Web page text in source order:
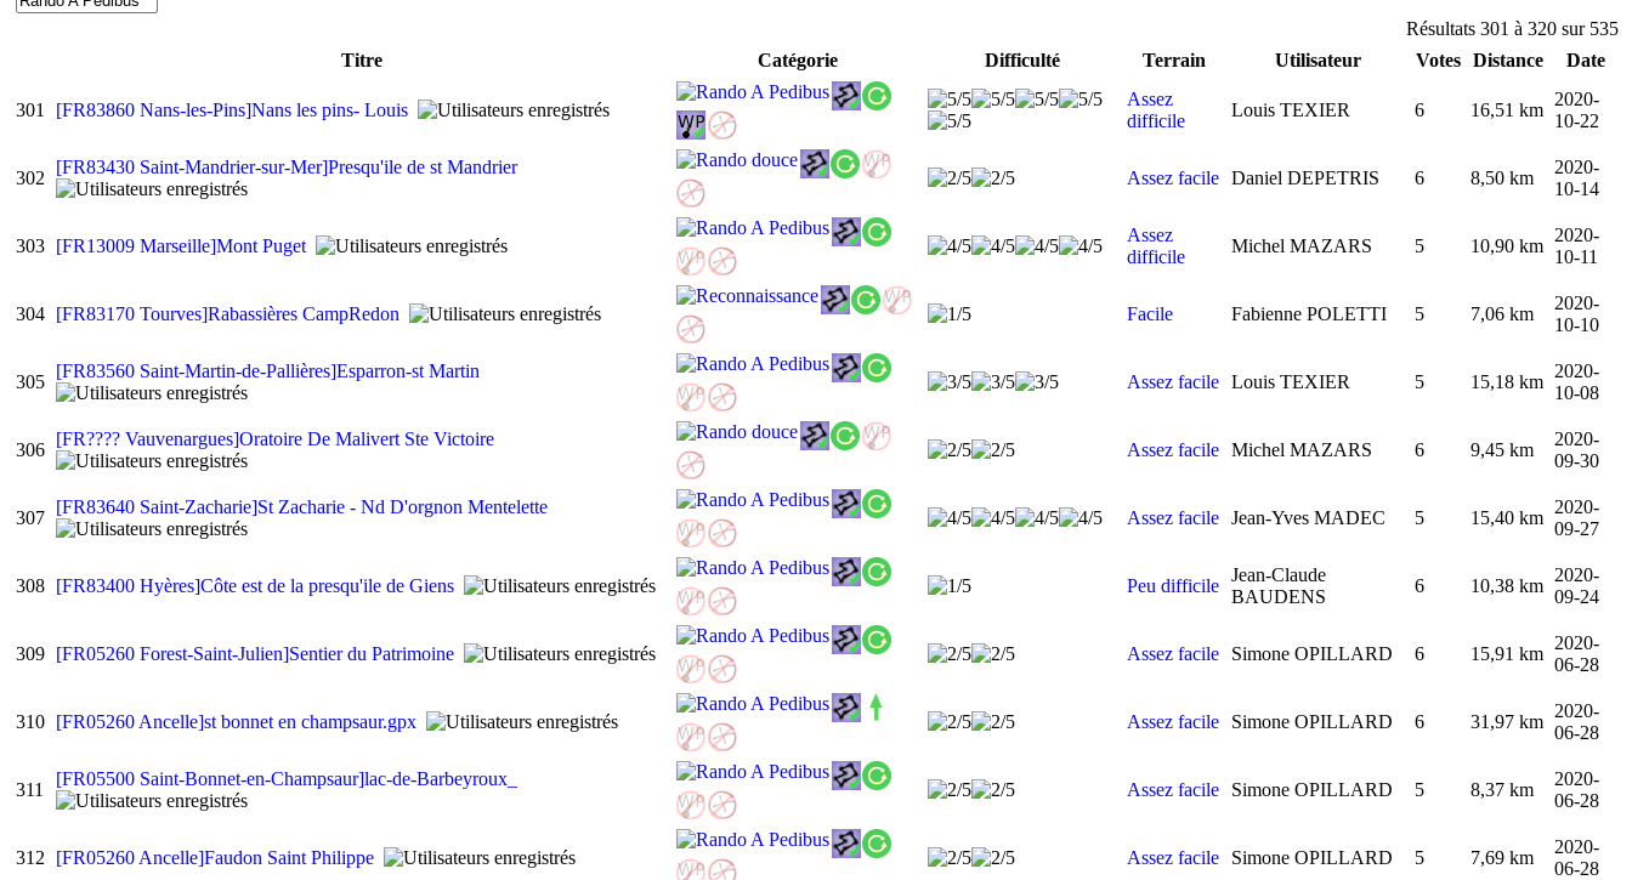
Résultats 301 à 320 sur 535
Titre
Catégorie Difficulté Terrain Utilisateur Votes Distance Date
301 [FR83860 Nans-les-Pins]Nans les pins- Louis
Assez
difficile
Louis TEXIER 6 16,51 km
2020-
10-22
302
[FR83430 Saint-Mandrier-sur-Mer]Presqu'ile de st Mandrier
Assez facile Daniel DEPETRIS 6 8,50 km
2020-
10-14
303 [FR13009 Marseille]Mont Puget
Assez
difficile
Michel MAZARS 5 10,90 km
2020-
10-11
304 [FR83170 Tourves]Rabassières CampRedon Facile Fabienne POLETTI 5 7,06 km
2020-
10-10
305
[FR83560 Saint-Martin-de-Pallières]Esparron-st Martin
Assez facile Louis TEXIER 5 15,18 km
2020-
10-08
306
[FR???? Vauvenargues]Oratoire De Malivert Ste Victoire
Assez facile Michel MAZARS 6 9,45 km
2020-
09-30
307
[FR83640 Saint-Zacharie]St Zacharie - Nd D'orgnon Mentelette
Assez facile Jean-Yves MADEC 5 15,40 km
2020-
09-27
308 [FR83400 Hyères]Côte est de la presqu'ile de Giens Peu difficile
Jean-Claude
BAUDENS
6 10,38 km
2020-
09-24
309 [FR05260 Forest-Saint-Julien]Sentier du Patrimoine Assez facile Simone OPILLARD 6 15,91 km
2020-
06-28
310 [FR05260 Ancelle]st bonnet en champsaur.gpx Assez facile Simone OPILLARD 6 31,97 km
2020-
06-28
311
[FR05500 Saint-Bonnet-en-Champsaur]lac-de-Barbeyroux_
Assez facile Simone OPILLARD 5 8,37 km
2020-
06-28
312 [FR05260 Ancelle]Faudon Saint Philippe Assez facile Simone OPILLARD 5 7,69 km
2020-
06-28